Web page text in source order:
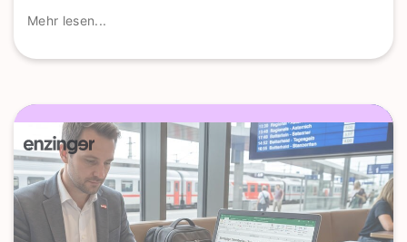
Mehr lesen...